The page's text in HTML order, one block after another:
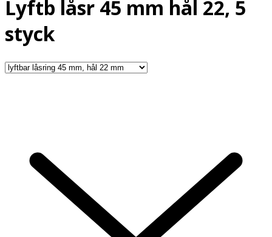
Lyftb låsr 45 mm hål 22, 5
styck